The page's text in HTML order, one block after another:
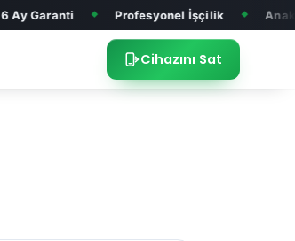
◆ Profesyonel İşçilik ◆ Anakart Tamiri
Cihazını Sat